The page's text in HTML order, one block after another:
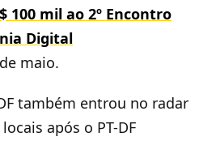
100 mil ao 2º Encontro
Digital
maio.
também entrou no radar
após o PT-DF